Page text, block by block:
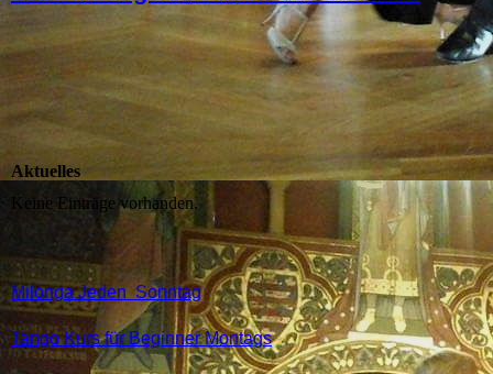
Aktuelles
Keine Einträge vorhanden.
Milonga Jeden Sonntag
Tango Kurs für Beginner Montags